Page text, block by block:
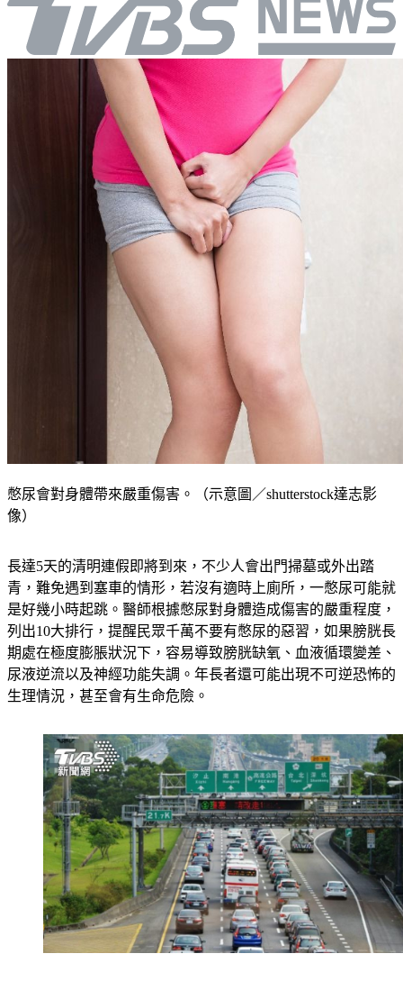
像）
青，難免遇到塞車的情形，若沒有適時上廁所，一憋尿可能就
是好幾小時起跳。醫師根據憋尿對身體造成傷害的嚴重程度，
列出10大排行，提醒民眾千萬不要有憋尿的惡習，如果膀胱長
期處在極度膨脹狀況下，容易導致膀胱缺氧、血液循環變差、
尿液逆流以及神經功能失調。年長者還可能出現不可逆恐怖的
生理情況，甚至會有生命危險。